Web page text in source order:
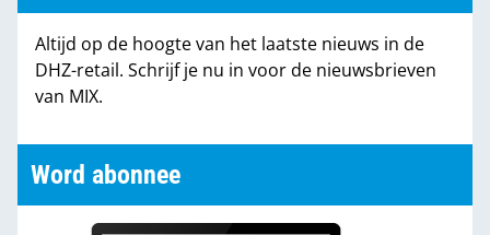
Altijd op de hoogte van het laatste nieuws in de
DHZ-retail. Schrijf je nu in voor de nieuwsbrieven
van MIX.
Word abonnee